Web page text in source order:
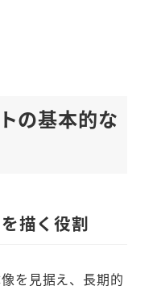
の基本的な
描く役割
を見据え、長期的